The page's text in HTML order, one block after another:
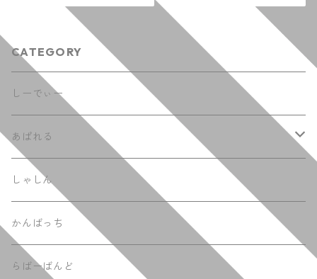
CATEGORY
しーでぃー
あぱれる
てぃーしゃつ
ふーでぃー
しゃしん
かんばっち
らばーばんど